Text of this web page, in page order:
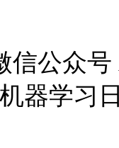
信公众
器学习